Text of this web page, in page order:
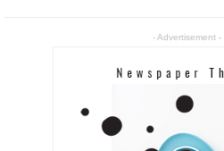
- Advertisement -